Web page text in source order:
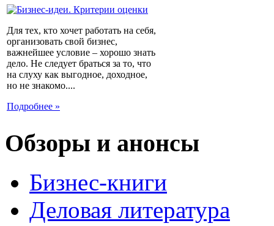
Для тех, кто хочет работать на себя,
организовать свой бизнес,
важнейшее условие – хорошо знать
дело. Не следует браться за то, что
на слуху как выгодное, доходное,
но не знакомо....
Подробнее »
Обзоры и анонсы
Бизнес-книги
Деловая литература